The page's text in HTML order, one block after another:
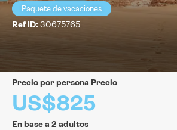
Paquete de vacaciones
Ref ID:30675765
precio por persona Precio
US$825
En base a 2 adultos